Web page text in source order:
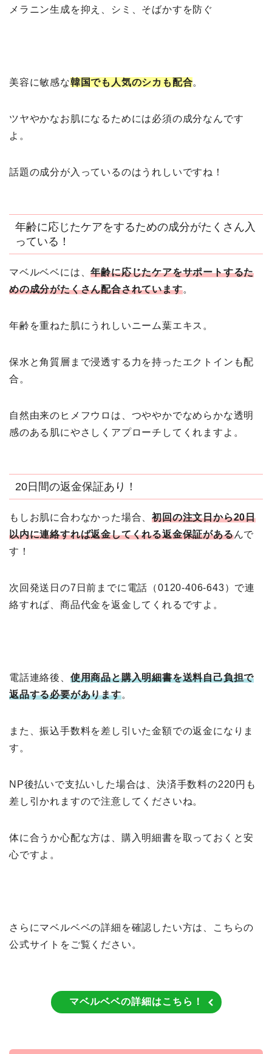
メラニン生成を抑え、シミ、そばかすを防ぐ
美容に敏感な韓国でも人気のシカも配合。
ツヤやかなお肌になるためには必須の成分なんです
よ。
話題の成分が入っているのはうれしいですね！
年齢に応じたケアをするための成分がたくさん入
っている！
マベルベベには、年齢に応じたケアをサポートするた
めの成分がたくさん配合されています。
年齢を重ねた肌にうれしいニーム葉エキス。
保水と角質層まで浸透する力を持ったエクトインも配
合。
自然由来のヒメフウロは、つややかでなめらかな透明
感のある肌にやさしくアプローチしてくれますよ。
20日間の返金保証あり！
もしお肌に合わなかった場合、初回の注文日から20日
以内に連絡すれば返金してくれる返金保証があるんで
す！
次回発送日の7日前までに電話（0120-406-643）で連
絡すれば、商品代金を返金してくれるですよ。
電話連絡後、 使用商品と購入明細書を送料自己負担で
返品する必要があります。
また、振込手数料を差し引いた金額での返金になりま
す。
NP後払いで支払いした場合は、決済手数料の220円も
差し引かれますので注意してくださいね。
体に合うか心配な方は、購入明細書を取っておくと安
心ですよ。
さらにマベルベベの詳細を確認したい方は、こちらの
公式サイトをご覧ください。
マベルベベの詳細はこちら！